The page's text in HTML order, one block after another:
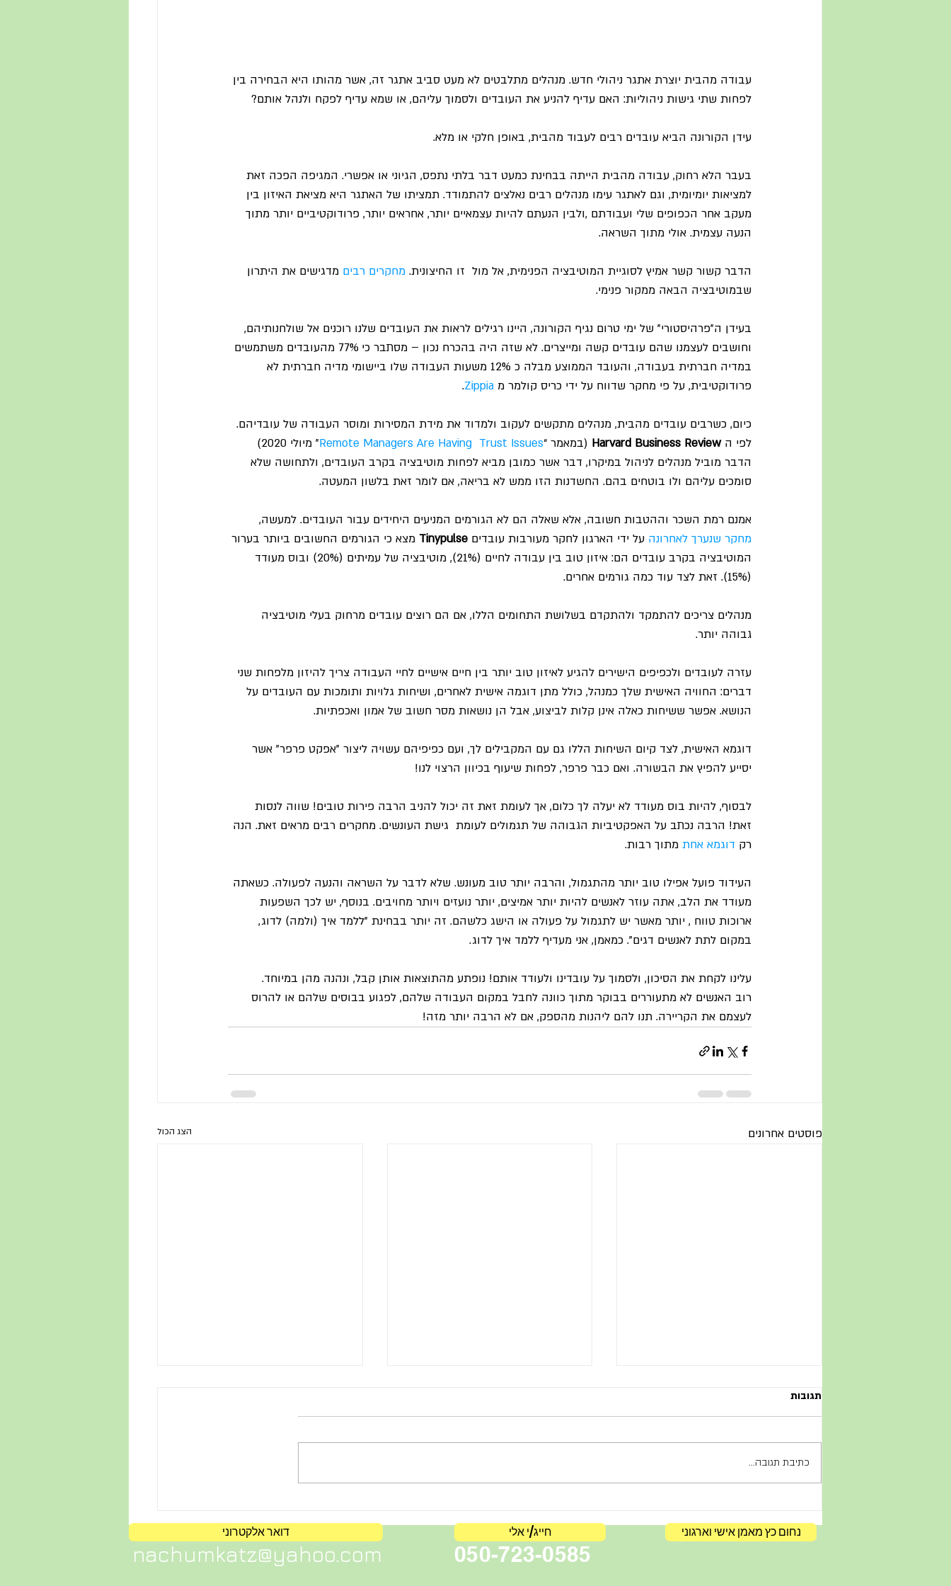
עבודה מהבית יוצרת אתגר ניהולי חדש. מנהלים מתלבטים לא מעט סביב אתגר זה, אשר מהותו היא הבחירה בין
לפחות שתי גישות ניהוליות: האם עדיף להניע את העובדים ולסמוך עליהם, או שמא עדיף לפקח ולנהל אותם?
עידן הקורונה הביא עובדים רבים לעבוד מהבית, באופן חלקי או מלא.
בעבר הלא רחוק, עבודה מהבית הייתה בבחינת כמעט דבר בלתי נתפס, הגיוני או אפשרי. המגיפה הפכה זאת
למציאות יומיומית, וגם לאתגר עימו מנהלים רבים נאלצים להתמודד. תמציתו של האתגר היא מציאת האיזון בין
מעקב אחר הכפופים שלי ועבודתם ,ולבין הנעתם להיות עצמאיים יותר, אחראים יותר, פרודוקטיביים יותר מתוך
הנעה עצמית. אולי מתוך השראה.
הדבר קשור קשר אמיץ לסוגיית המוטיבציה הפנימית, אל מול  זו החיצונית. מחקרים רבים מדגישים את היתרון
שבמוטיבציה הבאה ממקור פנימי.
בעידן ה"פרהיסטורי" של ימי טרום נגיף הקורונה, היינו רגילים לראות את העובדים שלנו רוכנים אל שולחנותיהם,
וחושבים לעצמנו שהם עובדים קשה ומייצרים. לא שזה היה בהכרח נכון – מסתבר כי 77% מהעובדים משתמשים
במדיה חברתית בעבודה, והעובד הממוצע מבלה כ 12% משעות העבודה שלו ביישומי מדיה חברתית לא
פרודוקטיבית, על פי מחקר שדווח על ידי כריס קולמר מ Zippia
.
כיום, כשרבים עובדים מהבית, מנהלים מתקשים לעקוב ולמדוד את מידת המסירות ומוסר העבודה של עובדיהם.
לפי ה Harvard Business Review (במאמר “Remote Managers Are Having  Trust Issues
” מיולי 2020)
הדבר מוביל מנהלים לניהול במיקרו, דבר אשר כמובן מביא לפחות מוטיבציה בקרב העובדים, ולתחושה שלא
סומכים עליהם ולו בוטחים בהם. החשדנות הזו ממש לא בריאה, אם לומר זאת בלשון המעטה.
אמנם רמת השכר וההטבות חשובה, אלא שאלה הם לא הגורמים המניעים היחידים עבור העובדים. למעשה,
מחקר שנערך לאחרונה על ידי הארגון לחקר מעורבות עובדים Tinypulse מצא כי הגורמים החשובים ביותר בערור
המוטיבציה בקרב עובדים הם: איזון טוב בין עבודה לחיים (21%), מוטיבציה של עמיתים (20%) ובוס מעודד
(15%). זאת לצד עוד כמה גורמים אחרים.
מנהלים צריכים להתמקד ולהתקדם בשלושת התחומים הללו, אם הם רוצים עובדים מרחוק בעלי מוטיבציה
גבוהה יותר.
עזרה לעובדים ולכפיפים הישירים להגיע לאיזון טוב יותר בין חיים אישיים לחיי העבודה צריך להיזון מלפחות שני
דברים: החוויה האישית שלך כמנהל, כולל מתן דוגמה אישית לאחרים, ושיחות גלויות ותומכות עם העובדים על
הנושא. אפשר ששיחות כאלה אינן קלות לביצוע, אבל הן נושאות מסר חשוב של אמון ואכפתיות.
דוגמא האישית, לצד קיום השיחות הללו גם עם המקבילים לך, ועם כפיפיהם עשויה ליצור "אפקט פרפר" אשר
יסייע להפיץ את הבשורה. ואם כבר פרפר, לפחות שיעוף בכיוון הרצוי לנו!
לבסוף, להיות בוס מעודד לא יעלה לך כלום, אך לעומת זאת זה יכול להניב הרבה פירות טובים! שווה לנסות
זאת! הרבה נכתב על האפקטיביות הגבוהה של תגמולים לעומת  גישת העונשים. מחקרים רבים מראים זאת. הנה
רק דוגמא אחת מתוך רבות.
העידוד פועל אפילו טוב יותר מהתגמול, והרבה יותר טוב מעונש. שלא לדבר על השראה והנעה לפעולה. כשאתה
מעודד את הלב, אתה עוזר לאנשים להיות יותר אמיצים, יותר נועזים ויותר מחויבים. בנוסף, יש לכך השפעות
ארוכות טווח , יותר מאשר יש לתגמול על פעולה או הישג כלשהם. זה יותר בבחינת "ללמד איך (ולמה) לדוג,
במקום לתת לאנשים דגים". כמאמן, אני מעדיף ללמד איך לדוג.
עלינו לקחת את הסיכון, ולסמוך על עובדינו ולעודד אותם! נופתע מהתוצאות אותן קבל, ונהנה מהן במיוחד.
רוב האנשים לא מתעוררים בבוקר מתוך כוונה לחבל במקום העבודה שלהם, לפגוע בבוסים שלהם או להרוס
לעצמם את הקריירה. תנו להם ליהנות מהספק, אם לא הרבה יותר מזה!
פוסטים אחרונים הצג הכול
כשהכל הוא דבש או פרחים
למתאמן לפני ניתוח בנו הפעוט
תגובות
כתיבת תגובה...
דואר אלקטרוני
nachumkatz@yahoo.com
חייג/י אלי נחום כץ מאמן אישי וארגוני
050-723-0585